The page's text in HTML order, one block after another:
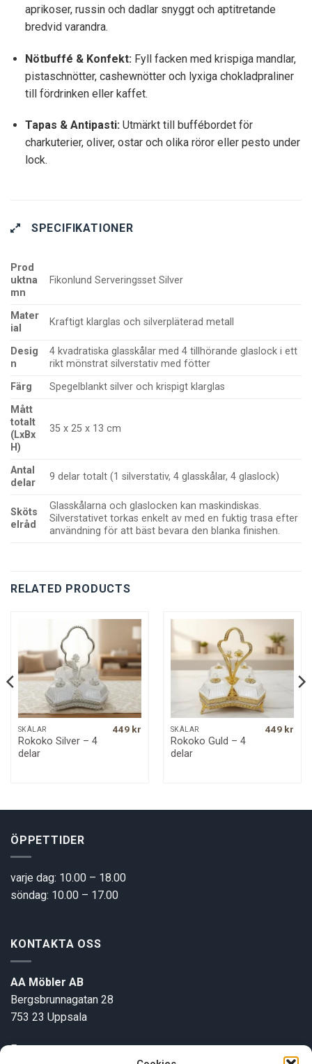
aprikoser, russin och dadlar snyggt och aptitretande
bredvid varandra.
Nötbuffé & Konfekt: Fyll facken med krispiga mandlar,
pistaschnötter, cashewnötter och lyxiga chokladpraliner
till fördrinken eller kaffet.
Tapas & Antipasti:Utmärkt till buffébordet för
charkuterier, oliver, ostar och olika röror eller pesto under
lock.
SPECIFIKATIONER
Prod
uktna
mn
Fikonlund Serveringsset Silver
Mater
ial
Kraftigt klarglas och silverpläterad metall
Desig
n
4 kvadratiska glasskålar med 4 tillhörande glaslock i ett
rikt mönstrat silverstativ med fötter
Färg
Spegelblankt silver och krispigt klarglas
Mått
totalt
(LxBx
H)
35 x 25 x 13 cm
Antal
delar
9 delar totalt (1 silverstativ, 4 glasskålar, 4 glaslock)
Sköts
elråd
Glasskålarna och glaslocken kan maskindiskas.
Silverstativet torkas enkelt av med en fuktig trasa efter
användning för att bäst bevara den blanka finishen.
RELATED PRODUCTS
SKÅLAR
Rokoko Silver – 4
delar
449 kr SKÅLAR
Rokoko Guld – 4
delar
449 kr
ÖPPETTIDER
varje dag: 10.00 – 18.00
söndag: 10.00 – 17.00
KONTAKTA OSS
AA Möbler AB
Bergsbrunnagatan 28
753 23 Uppsala
E-post: